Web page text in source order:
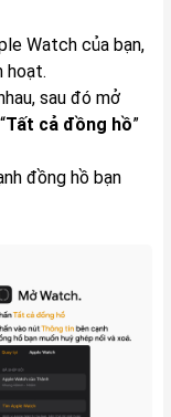
Watch của bạn,
hoạt.
sau đó mở
Tất cả đồng hồ”
đồng hồ bạn